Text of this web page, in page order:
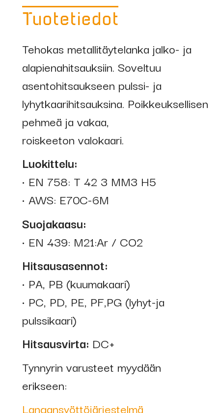
Tuotetiedot
Tehokas metallitäytelanka jalko- ja
alapienahitsauksiin. Soveltuu
asentohitsaukseen pulssi- ja
lyhytkaarihitsauksina. Poikkeuksellisen
pehmeä ja vakaa,
roiskeeton valokaari.
Luokittelu:
• EN 758: T 42 3 MM3 H5
• AWS: E70C-6M
Suojakaasu:
• EN 439: M21:Ar / CO2
Hitsausasennot:
• PA, PB (kuumakaari)
• PC, PD, PE, PF,PG (lyhyt-ja
pulssikaari)
Hitsausvirta: DC+
Tynnyrin varusteet myydään
erikseen:
Langansyöttöjärjestelmä